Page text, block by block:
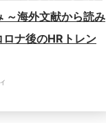
～海外文献から読み
ナ後のHRトレン